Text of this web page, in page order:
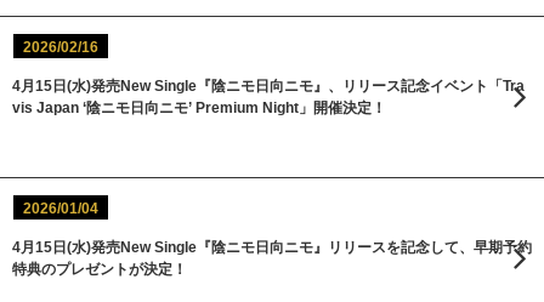
2026/02/16
4月15日(水)発売New Single『陰ニモ日向ニモ』、リリース記念イベント「Tra
vis Japan ‘陰ニモ日向ニモ’ Premium Night」開催決定！
2026/01/04
4月15日(水)発売New Single『陰ニモ日向ニモ』リリースを記念して、早期予約
特典のプレゼントが決定！